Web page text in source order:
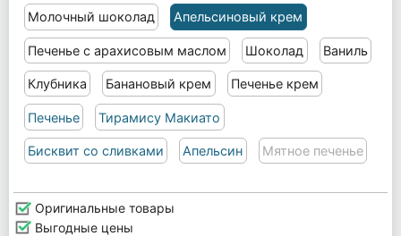
Молочный шоколад Апельсиновый крем
Печенье с арахисовым маслом Шоколад Ваниль
Клубника Банановый крем Печенье крем
Печенье Тирамису Макиато
Бисквит со сливками Апельсин Мятное печенье
Оригинальные товары
Выгодные цены